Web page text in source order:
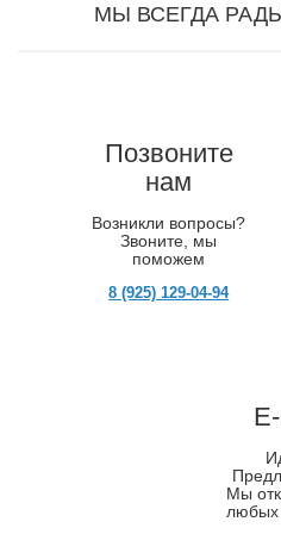
МЫ ВСЕГДА
Позвоните
нам
Возникли вопросы?
Звоните, мы
поможем
8 (925) 129-04-94
Мы
любых